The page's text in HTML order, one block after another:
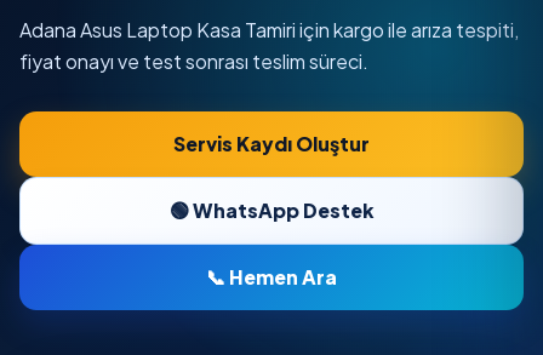
Adana Asus Laptop Kasa Tamiri için kargo ile arıza tespiti,
fiyat onayı ve test sonrası teslim süreci.
Servis Kaydı Oluştur
🟢 WhatsApp Destek
📞 Hemen Ara